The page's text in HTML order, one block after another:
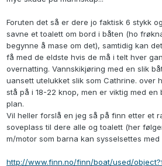
Foruten det så er dere jo faktisk 6 stykk
savne et toalett om bord i båten (ho
begynne å mase om det), samtidig kan
få med de eldste hvis de må i telt hver
overnatting. Vannskikjøring med en slik
uansett utelukket slik som Cathrine. over
stå på i 18-22 knop, men er viktig med en
plan.
Vil heller forslå en jeg så på finn etter et
soveplass til dere alle og toalett (her
m/motor som barna kan sysselsettes
http://www.finn.no/finn/boat/used/